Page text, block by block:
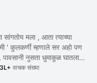
मला , आता त्याच्या
' कुलकर्णी म्हणाले सर अहो पण
नुसता धुमाकूळ घातलाय
असलेला ...
3L+ वाचक संख्या